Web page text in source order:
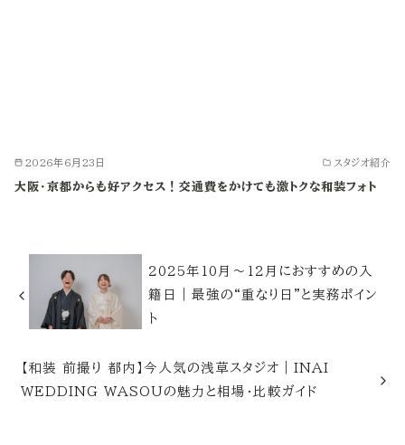
2026年6月23日 スタジオ紹介
大阪・京都からも好アクセス！交通費をかけても激トクな和装フォト
2025年10月〜12月におすすめの入
籍日｜最強の“重なり日”と実務ポイン
ト
【和装 前撮り 都内】今人気の浅草スタジオ｜INAI
WEDDING WASOUの魅力と相場・比較ガイド